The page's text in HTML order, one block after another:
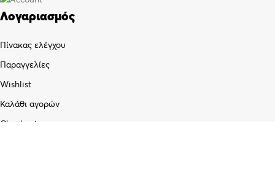
Λογαριασμός
Πίνακας ελέγχου
Παραγγελίες
Wishlist
Καλάθι αγορών
Checkout